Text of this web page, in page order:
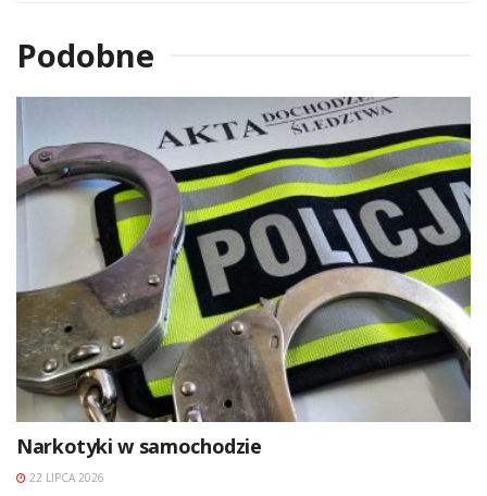
Podobne
Narkotyki w samochodzie
22 LIPCA 2026